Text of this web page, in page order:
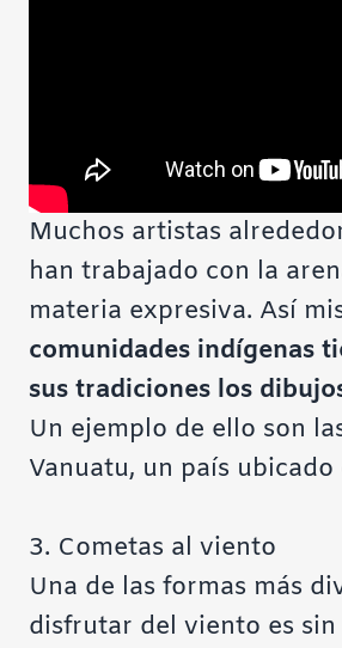
Muchos artistas
han trabajado con la
materia expresiva. Así
comunidades indígenas
sus tradiciones los
Un ejemplo de ello son
Vanuatu, un país ubicado
3. Cometas al viento
Una de las formas más
disfrutar del viento es